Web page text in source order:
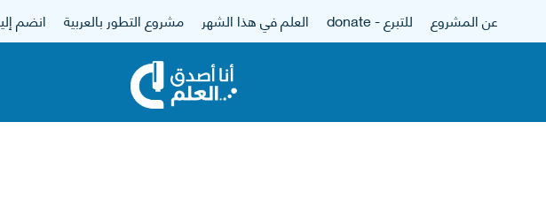
عن المشروع للتبرع - donate العلم في هذا الشهر مشروع التطور بالعربية انضم